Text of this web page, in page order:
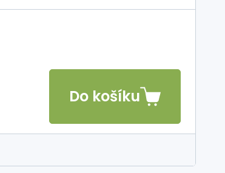
Do košíku